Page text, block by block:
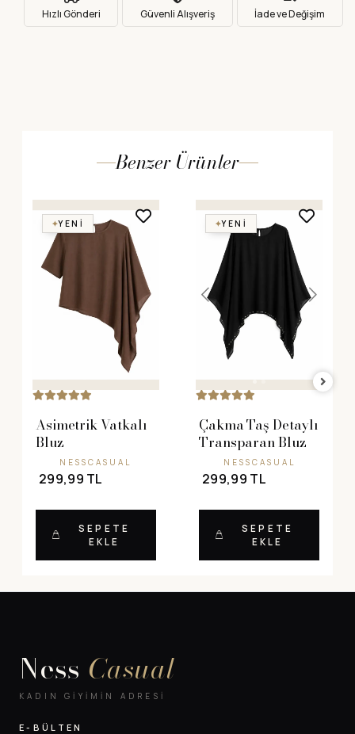
Hızlı Gönderi Güvenli Alışveriş İade ve Değişim
Benzer Ürünler
YENI
Asimetrik Vatkalı
Bluz
NESSCASUAL
299,99 TL
SEPETE
EKLE
YENI
Çakma Taş Detaylı
Transparan Bluz
NESSCASUAL
299,99 TL
SEPETE
EKLE
Ness Casual
KADIN GIYIMIN ADRESI
E-BÜLTEN